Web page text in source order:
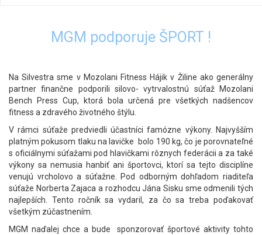
MGM podporuje ŠPORT !
Na Silvestra sme v Mozolani Fitness Hájik v Žiline ako generálny
partner finančne podporili silovo- vytrvalostnú súťaž Mozolani
Bench Press Cup, ktorá bola určená pre všetkých nadšencov
fitness a zdravého životného štýlu.
V rámci súťaže predviedli účastníci famózne výkony. Najvyšším
platným pokusom tlaku na lavičke bolo 190 kg, čo je porovnateľné
s oficiálnymi súťažami pod hlavičkami rôznych federácii a za také
výkony sa nemusia hanbiť ani športovci, ktorí sa tejto disciplíne
venujú vrcholovo a súťažne. Pod odborným dohľadom riaditeľa
súťaže Norberta Zajaca a rozhodcu Jána Sisku sme odmenili tých
najlepších. Tento ročník sa vydaril, za čo sa treba poďakovať
všetkým zúčastnením.
MGM naďalej chce a bude sponzorovať športové aktivity tohto